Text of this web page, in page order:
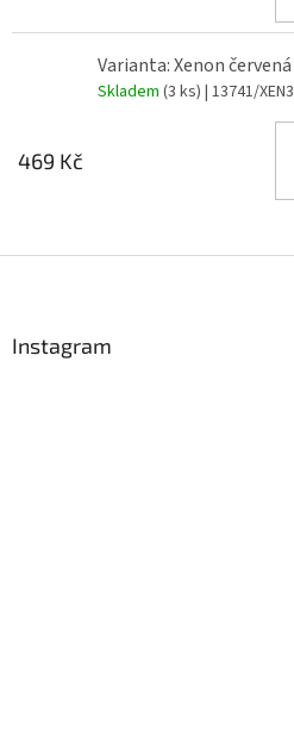
Varianta: Xenon červená
Skladem (3 ks) | 13741/XEN3
469 Kč
Instagram